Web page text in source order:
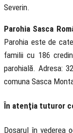
Severin.
Parohia Sasca
Parohia este de
familii cu 186
parohială. Adresa:
comuna Sasca
În atenţia tuturor
Dosarul în vederea